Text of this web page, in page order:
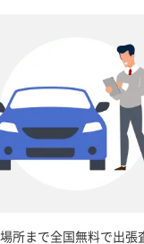
所まで全国無料で出張